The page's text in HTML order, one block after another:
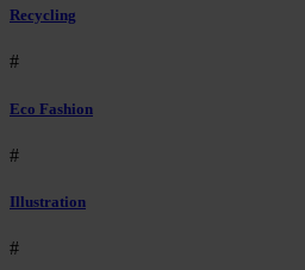
Recycling
#
Eco Fashion
#
Illustration
#